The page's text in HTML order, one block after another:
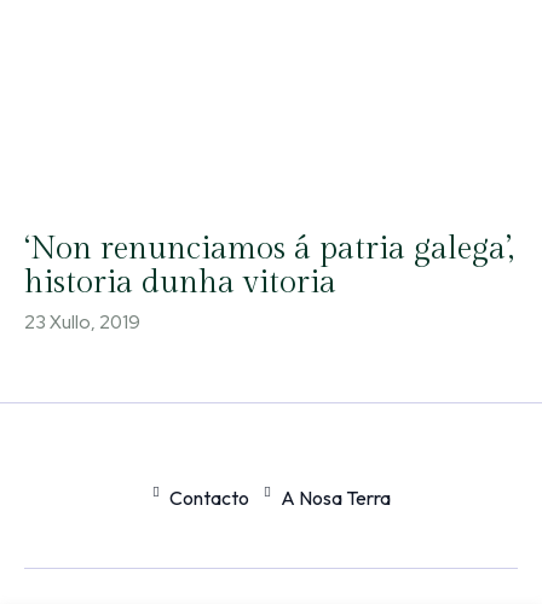
‘Non renunciamos á patria galega’,
historia dunha vitoria
23 Xullo, 2019
Contacto A Nosa Terra